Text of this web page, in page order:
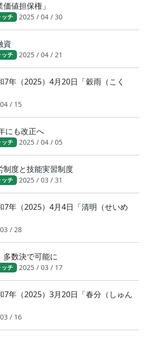
値担保権」
チ 2025 / 04 / 30
資
チ 2025 / 04 / 21
（2025）4月20日「穀雨（こく
/ 15
にも改正へ
チ 2025 / 04 / 05
制度と技能実習制度
チ 2025 / 03 / 31
年（2025）4月4日「清明（せいめ
/ 28
多数決で可能に
チ 2025 / 03 / 17
年（2025）3月20日「春分（しゅん
/ 16